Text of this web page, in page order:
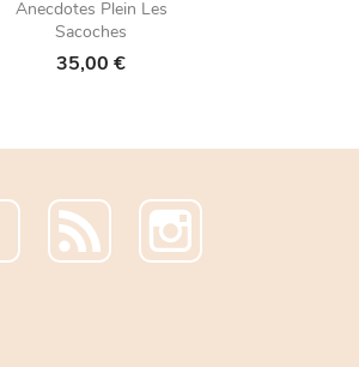
Anecdotes Plein Les
Sacoches
35,00 €
Facebook Rss Instagram